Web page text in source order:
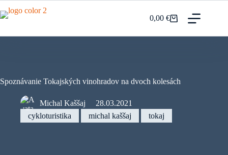
na
Nákupný
0,00€
Spoznávanie Tokajských vinohradov na dvoch kolesách
Michal Kaššaj
28.03.2021
cykloturistika
michal kaššaj tokaj